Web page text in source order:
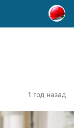
1 год назад